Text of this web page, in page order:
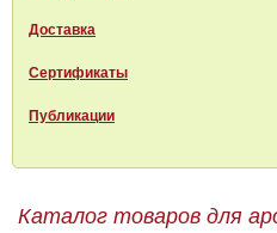
Доставка
Сертификаты
Публикации
Каталог товаров для